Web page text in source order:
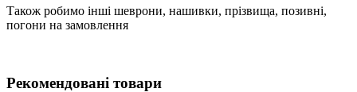
Також робимо інші шеврони, нашивки, прізвища, позивні,
погони на замовлення
Рекомендовані товари